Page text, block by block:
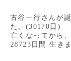
古谷一行さんが
た。(30170日)
亡くなってから
28723日間 生きま